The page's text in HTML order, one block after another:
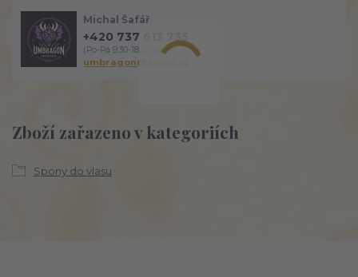
Zboží zařazeno v kategoriích
Spony do vlasu
Michal Šafář
+420 737 613 735
(Po-Pá 9:30-18:00 hod.)
umbragon@email.cz